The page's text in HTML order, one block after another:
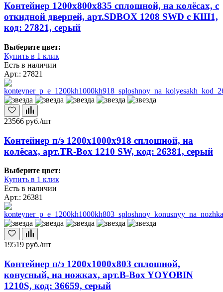
Контейнер 1200х800х835 сплошной, на колёсах, с
откидной дверцей, арт.SDBOX 1208 SWD с КШ1,
код: 27821, серый
Выберите цвет:
Купить в 1 клик
Есть в наличии
Арт.: 27821
23566 руб./шт
Контейнер п/э 1200х1000х918 сплошной, на
колёсах, арт.TR-Box 1210 SW, код: 26381, серый
Выберите цвет:
Купить в 1 клик
Есть в наличии
Арт.: 26381
19519 руб./шт
Контейнер п/э 1200х1000х803 сплошной,
конусный, на ножках, арт.B-Box YOYOBIN
1210S, код: 36659, серый